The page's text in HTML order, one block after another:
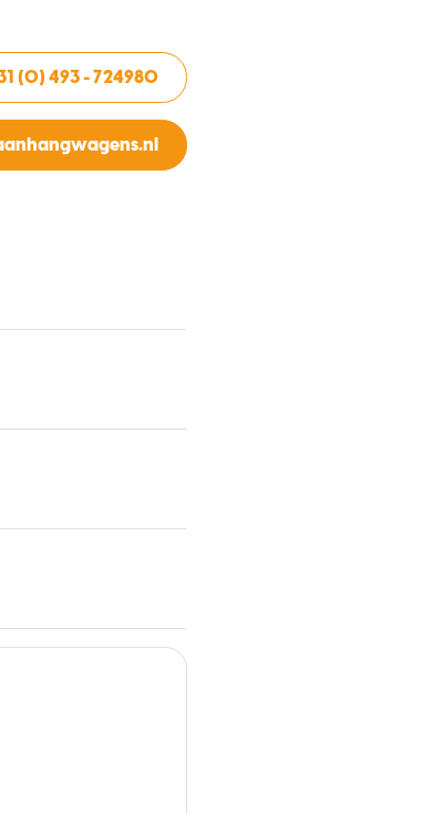
(0) 493 - 724980